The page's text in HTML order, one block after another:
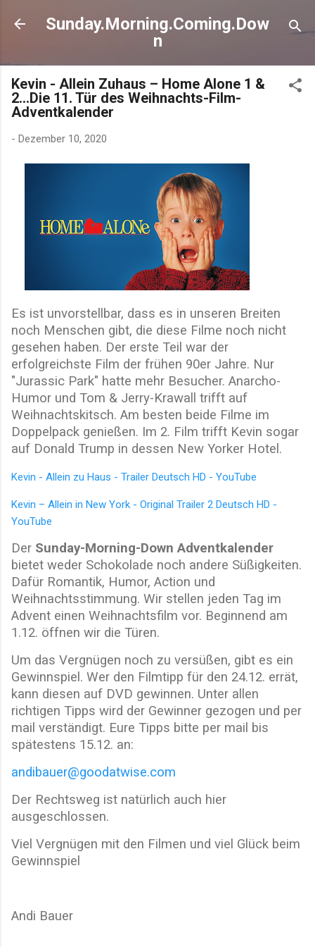
Direkt zum Hauptbereich
Sunday.Morning.Coming.Dow
n
Kevin - Allein Zuhaus – Home Alone 1 &
2…Die 11. Tür des Weihnachts-Film-
Adventkalender
- Dezember 10, 2020
Es ist unvorstellbar, dass es in unseren Breiten
noch Menschen gibt, die diese Filme noch nicht
gesehen haben. Der erste Teil war der
erfolgreichste Film der frühen 90er Jahre. Nur
"Jurassic Park" hatte mehr Besucher. Anarcho-
Humor und Tom & Jerry-Krawall trifft auf
Weihnachtskitsch. Am besten beide Filme im
Doppelpack genießen. Im 2. Film trifft Kevin sogar
auf Donald Trump in dessen New Yorker Hotel.
Kevin - Allein zu Haus - Trailer Deutsch HD - YouTube
Kevin – Allein in New York - Original Trailer 2 Deutsch HD -
YouTube
Der Sunday-Morning-Down Adventkalender
bietet weder Schokolade noch andere Süßigkeiten.
Dafür Romantik, Humor, Action und
Weihnachtsstimmung. Wir stellen jeden Tag im
Advent einen Weihnachtsfilm vor. Beginnend am
1.12. öffnen wir die Türen.
Um das Vergnügen noch zu versüßen, gibt es ein
Gewinnspiel. Wer den Filmtipp für den 24.12. errät,
kann diesen auf DVD gewinnen. Unter allen
richtigen Tipps wird der Gewinner gezogen und per
mail verständigt. Eure Tipps bitte per mail bis
spätestens 15.12. an:
andibauer@goodatwise.com
Der Rechtsweg ist natürlich auch hier
ausgeschlossen.
Viel Vergnügen mit den Filmen und viel Glück beim
Gewinnspiel
Andi Bauer